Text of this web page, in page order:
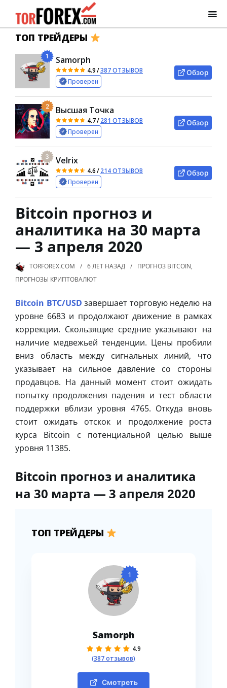
ТОП ТРЕЙДЕРЫ
1 Samorph
4.9/387 ОТЗЫВОВ
Проверен
Обзор
2 Высшая Точка
4.7/281 ОТЗЫВОВ
Проверен
Обзор
3 Velrix
4.6/214 ОТЗЫВОВ
Проверен
Обзор
Bitcoin прогноз и
аналитика на 30 марта
— 3 апреля 2020
TORFOREX.COM 6 ЛЕТ НАЗАД ПРОГНОЗ BITCOIN,
ПРОГНОЗЫ КРИПТОВАЛЮТ
Bitcoin BTC/USD завершает торговую неделю на
уровне 6683 и продолжают движение в рамках
коррекции. Скользящие средние указывают на
наличие медвежьей тенденции. Цены пробили
вниз область между сигнальных линий, что
указывает на сильное давление со стороны
продавцов. На данный момент стоит ожидать
попытку продолжения падения и тест области
поддержки вблизи уровня 4765. Откуда вновь
стоит ожидать отскок и продолжение роста
курса Bitcoin с потенциальной целью выше
уровня 11385.
Bitcoin прогноз и аналитика
на 30 марта — 3 апреля 2020
ТОП ТРЕЙДЕРЫ
1
Samorph
4.9
(387 отзывов)
Смотреть